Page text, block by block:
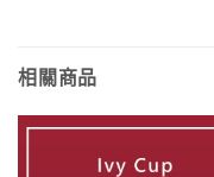
相關商品